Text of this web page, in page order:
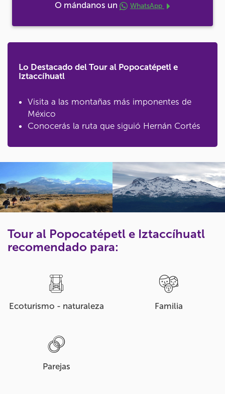
O mándanos un WhatsApp
Lo Destacado del Tour al Popocatépetl e
Iztaccíhuatl
Visita a las montañas más imponentes de
México
Conocerás la ruta que siguió Hernán Cortés
Tour al Popocatépetl e Iztaccíhuatl
recomendado para:
Ecoturismo - naturaleza Familia
Parejas